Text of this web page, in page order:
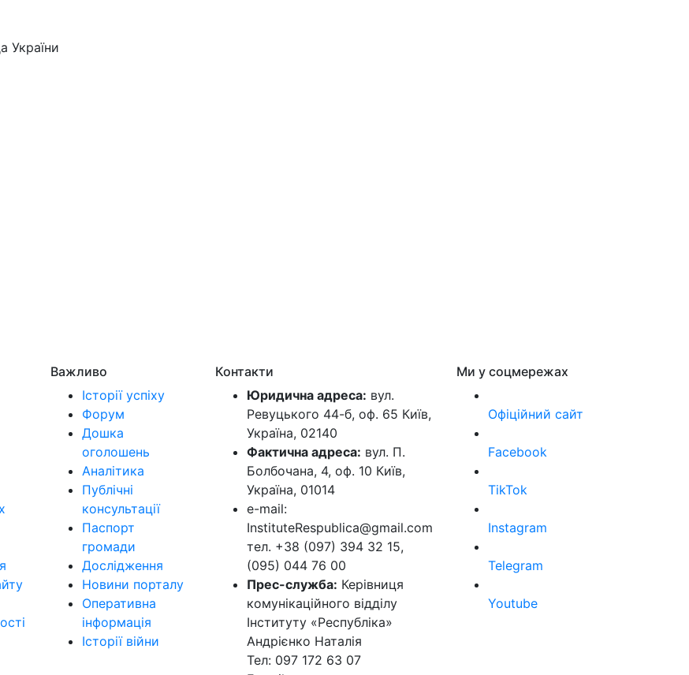
України
Важливо
Історії успіху
Форум
Дошка
оголошень
Аналітика
Публічні
консультації
Паспорт
громади
Дослідження
Новини порталу
Оперативна
інформація
Історії війни
Контакти
Юридична адреса: вул.
Ревуцького 44-б, оф. 65 Київ,
Україна, 02140
Фактична адреса: вул. П.
Болбочана, 4, оф. 10 Київ,
Україна, 01014
e-mail:
InstituteRespublica@gmail.com
тел. +38 (097) 394 32 15,
(095) 044 76 00
Прес-служба: Керівниця
комунікаційного відділу
Інституту «Республіка»
Андрієнко Наталія
Тел: 097 172 63 07
Ми у соцмережах
Офіційний сайт
Facebook
TikTok
Instagram
Telegram
Youtube